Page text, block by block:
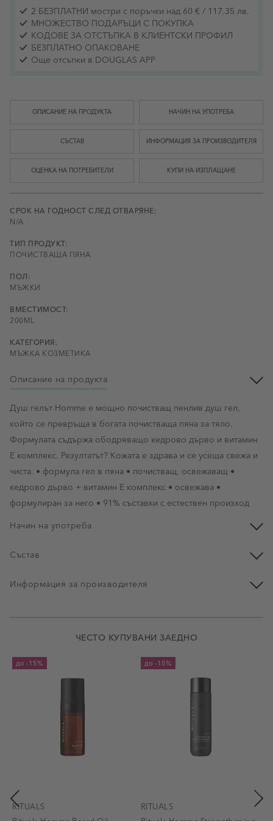
2 БЕЗПЛАТНИ мостри с поръчки над 60 € / 117.35 лв.
МНОЖЕСТВО ПОДАРЪЦИ С ПОКУПКА
КОДОВЕ ЗА ОТСТЪПКА В КЛИЕНТСКИ ПРОФИЛ
БЕЗПЛАТНО ОПАКОВАНЕ
Още отсъпки в DOUGLAS APP
ОПИСАНИЕ НА ПРОДУКТА НАЧИН НА УПОТРЕБА
СЪСТАВ ИНФОРМАЦИЯ ЗА ПРОИЗВОДИТЕЛЯ
ОЦЕНКА НА ПОТРЕБИТЕЛИ КУПИ НА ИЗПЛАЩАНЕ
СРОК НА ГОДНОСТ СЛЕД ОТВАРЯНЕ:
N/A
ТИП ПРОДУКТ:
ПОЧИСТВАЩА ПЯНА
ПОЛ:
МЪЖКИ
ВМЕСТИМОСТ:
200ML
КАТЕГОРИЯ:
МЪЖКА КОЗМЕТИКА
Описание на продукта
Душ гелът Homme е мощно почистващ пенлив душ гел,
който се превръща в богата почистваща пяна за тяло.
Формулата съдържа ободряващо кедрово дърво и витамин
Е комплекс. Резултатът? Кожата е здрава и се усеща свежа и
чиста. • формула гел в пяна • почистващ, освежаващ •
кедрово дърво + витамин Е комплекс • освежава •
формулиран за него • 91% съставки с естествен произход
Начин на употреба
Състав
Информация за производителя
ЧЕСТО КУПУВАНИ ЗАЕДНО
до -15%
RITUALS
до -15%
RITUALS